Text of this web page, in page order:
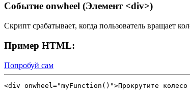
Событие onwheel (Элемент <div>)
Скрипт срабатывает, когда пользователь вращает
Пример HTML:
Попробуй сам